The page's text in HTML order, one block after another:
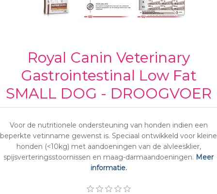
Royal Canin Veterinary
Gastrointestinal Low Fat
SMALL DOG - DROOGVOER
Voor de nutritionele ondersteuning van honden indien een
beperkte vetinname gewenst is. Speciaal ontwikkeld voor kleine
honden (<10kg) met aandoeningen van de alvleesklier,
spijsverteringsstoornissen en maag-darmaandoeningen. Meer
informatie.